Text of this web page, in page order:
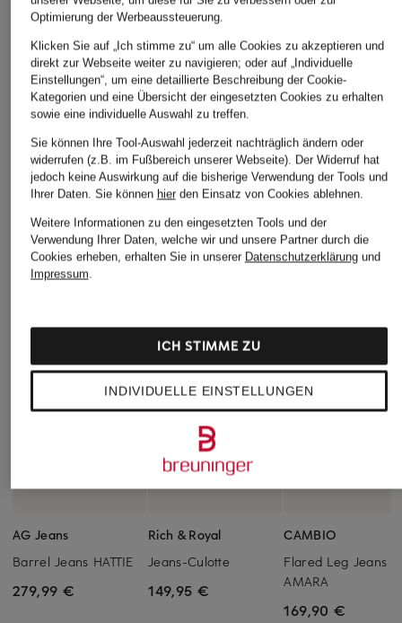
AG Jeans
Barrel Jeans HATTIE
279,99 €
Rich & Royal
Jeans-Culotte
149,95 €
CAMBIO
Flared Leg Jeans
AMARA
169,90 €
Optimierung der Werbeaussteuerung.
Klicken Sie auf „Ich stimme zu“ um alle Cookies zu akzeptieren und
direkt zur Webseite weiter zu navigieren; oder auf „Individuelle
Einstellungen“, um eine detaillierte Beschreibung der Cookie-
Kategorien und eine Übersicht der eingesetzten Cookies zu erhalten
sowie eine individuelle Auswahl zu treffen.
Sie können Ihre Tool-Auswahl jederzeit nachträglich ändern oder
widerrufen (z.B. im Fußbereich unserer Webseite). Der Widerruf hat
jedoch keine Auswirkung auf die bisherige Verwendung der Tools und
Ihrer Daten. Sie können hierden Einsatz von Cookies ablehnen.
Weitere Informationen zu den eingesetzten Tools und der
Verwendung Ihrer Daten, welche wir und unsere Partner durch die
Cookies erheben, erhalten Sie in unserer Datenschutzerklärungund
Impressum.
INDIVIDUELLE EINSTELLUNGEN
ICH STIMME ZU